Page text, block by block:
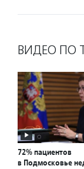
ВИДЕО ПО
72% пациентов
в Подмосковье